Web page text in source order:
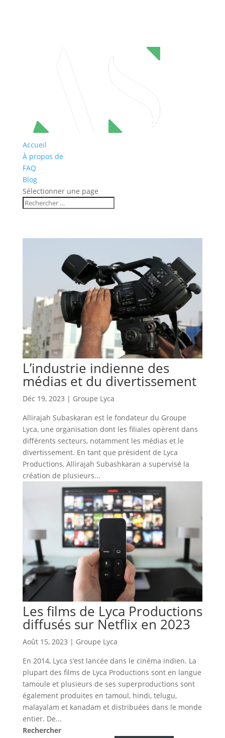
Accueil
À propos de
FAQ
Blog
Sélectionner une page
L’industrie indienne des
médias et du divertissement
Déc 19, 2023 | Groupe Lyca
Allirajah Subaskaran est le fondateur du Groupe
Lyca, une organisation dont les filiales opèrent dans
différents secteurs, notamment les médias et le
divertissement. En tant que président de Lyca
Productions, Allirajah Subashkaran a supervisé la
création de plusieurs...
Les films de Lyca Productions
diffusés sur Netflix en 2023
Août 15, 2023 | Groupe Lyca
En 2014, Lyca s’est lancée dans le cinéma indien. La
plupart des films de Lyca Productions sont en langue
tamoule et plusieurs de ses superproductions sont
également produites en tamoul, hindi, telugu,
malayalam et kanadam et distribuées dans le monde
entier. De...
Rechercher